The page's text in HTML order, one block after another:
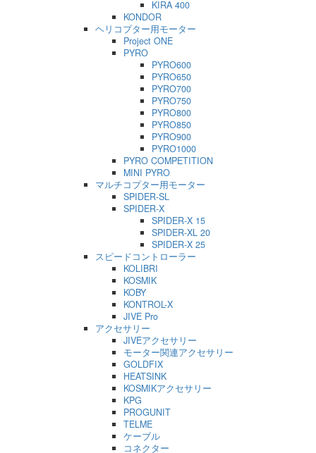
KIRA 400
KONDOR
ヘリコプター用モーター
Project ONE
PYRO
PYRO600
PYRO650
PYRO700
PYRO750
PYRO800
PYRO850
PYRO900
PYRO1000
PYRO COMPETITION
MINI PYRO
マルチコプター用モーター
SPIDER-SL
SPIDER-X
SPIDER-X 15
SPIDER-XL 20
SPIDER-X 25
スピードコントローラー
KOLIBRI
KOSMIK
KOBY
KONTROL-X
JIVE Pro
アクセサリー
JIVEアクセサリー
モーター関連アクセサリー
GOLDFIX
HEATSINK
KOSMIKアクセサリー
KPG
PROGUNIT
TELME
ケーブル
コネクター